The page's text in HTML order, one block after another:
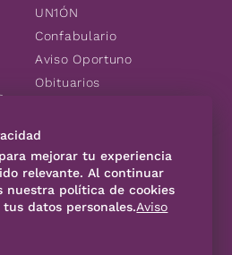
UN1ÓN
Confabulario
Aviso Oportuno
Obituarios
Consultas
SÍGUENOS
mejorar tu experiencia
relevante. Al continuar
nuestra política de cookies
datos personales.Aviso